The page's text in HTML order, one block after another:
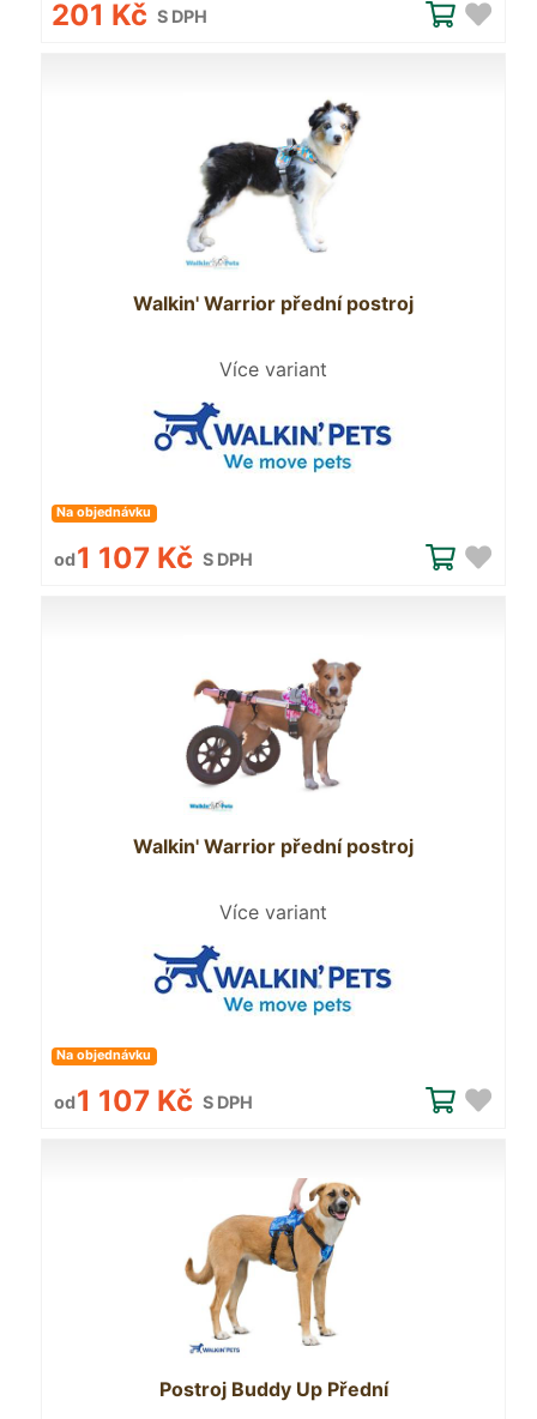
201 Kč S DPH
Walkin' Warrior přední postroj
Více variant
Na objednávku
od1 107 Kč S DPH
Walkin' Warrior přední postroj
Více variant
Na objednávku
od1 107 Kč S DPH
Postroj Buddy Up Přední